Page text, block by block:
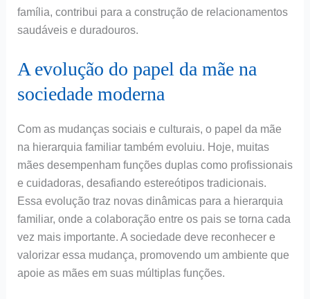
família, contribui para a construção de relacionamentos
saudáveis e duradouros.
A evolução do papel da mãe na
sociedade moderna
Com as mudanças sociais e culturais, o papel da mãe
na hierarquia familiar também evoluiu. Hoje, muitas
mães desempenham funções duplas como profissionais
e cuidadoras, desafiando estereótipos tradicionais.
Essa evolução traz novas dinâmicas para a hierarquia
familiar, onde a colaboração entre os pais se torna cada
vez mais importante. A sociedade deve reconhecer e
valorizar essa mudança, promovendo um ambiente que
apoie as mães em suas múltiplas funções.